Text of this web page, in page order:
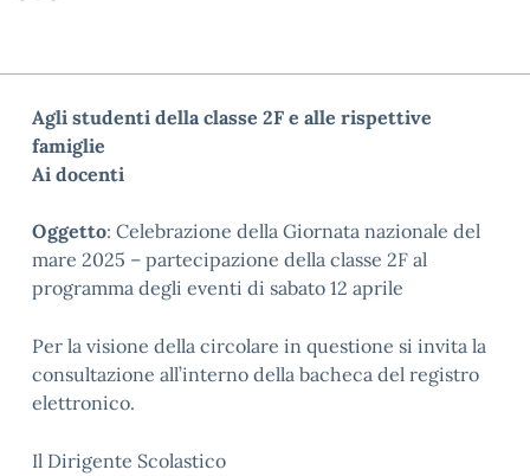
Agli studenti della classe 2F e alle rispettive
famiglie
Ai docenti
Oggetto: Celebrazione della Giornata nazionale del
mare 2025 – partecipazione della classe 2F al
programma degli eventi di sabato 12 aprile
Per la visione della circolare in questione si invita la
consultazione all’interno della bacheca del registro
elettronico.
Il Dirigente Scolastico